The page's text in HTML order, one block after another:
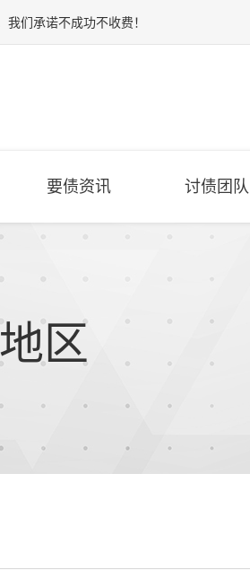
我们承诺不成功不收费！
要债资讯 讨债团队
地区